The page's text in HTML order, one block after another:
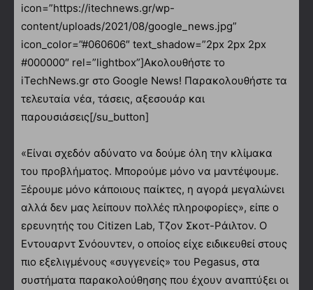
icon=”https://itechnews.gr/wp-
content/uploads/2021/08/google_news.jpg”
icon_color=”#060606″ text_shadow=”2px 2px 2px
#000000″ rel=”lightbox”]Ακολουθήστε το
iTechNews.gr στο Google News! Παρακολουθήστε τα
τελευταία νέα, τάσεις, αξεσουάρ και
παρουσιάσεις[/su_button]
«Είναι σχεδόν αδύνατο να δούμε όλη την κλίμακα
του προβλήματος. Μπορούμε μόνο να μαντέψουμε.
Ξέρουμε μόνο κάποιους παίκτες, η αγορά μεγαλώνει
αλλά δεν μας λείπουν πολλές πληροφορίες», είπε ο
ερευνητής του Citizen Lab, Τζον Σκοτ-Ράιλτον. Ο
Εντουαρντ Σνόουντεν, ο οποίος είχε ειδικευθεί στους
πιο εξελιγμένους «συγγενείς» του Pegasus, στα
συστήματα παρακολούθησης που έχουν αναπτύξει οι